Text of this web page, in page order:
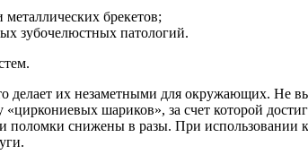
брекетов;
зубочелюстных патологий.
делает их незаметными для окружающих. Не
шариков», за счет которой
поломки снижены в разы. При использовании